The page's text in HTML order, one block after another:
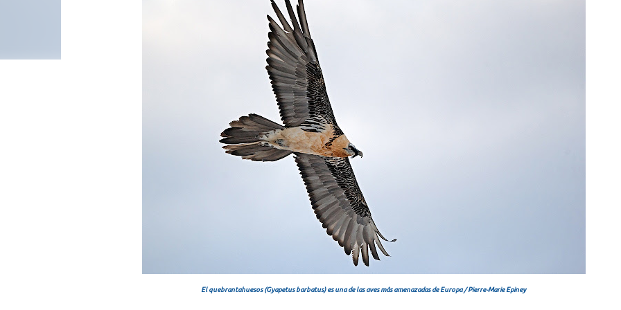
El quebrantahuesos (Gyapetus barbatus) es una de las aves más amenazadas de Europa / Pierre-Marie Epiney